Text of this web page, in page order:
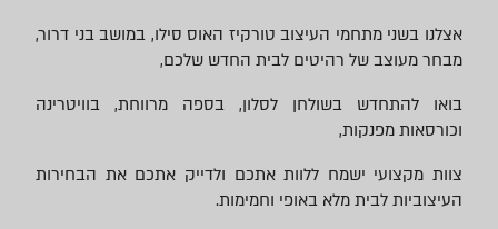
אצלנו בשני מתחמי העיצוב טורקיז האוס סילו, במושב בני דרור,
מבחר מעוצב של רהיטים לבית החדש שלכם,
בואו להתחדש בשולחן לסלון, בספה מרווחת, בוויטרינה
וכורסאות מפנקות,
צוות מקצועי ישמח ללוות אתכם ולדייק אתכם את הבחירות
העיצוביות לבית מלא באופי וחמימות.